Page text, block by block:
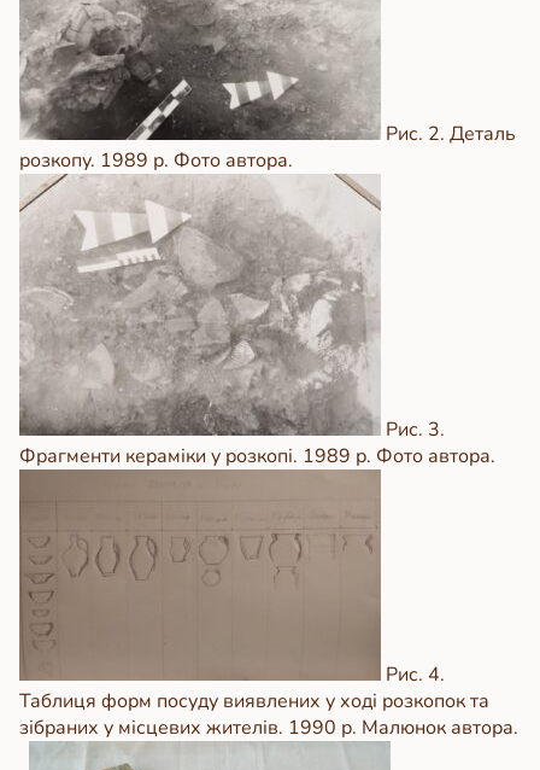
Рис. 2. Деталь
розкопу. 1989 р. Фото автора.
Рис. 3.
Фрагменти кераміки у розкопі. 1989 р. Фото автора.
Рис. 4.
Таблиця форм посуду виявлених у ході розкопок та
зібраних у місцевих жителів. 1990 р. Малюнок автора.